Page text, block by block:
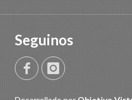
Seguinos